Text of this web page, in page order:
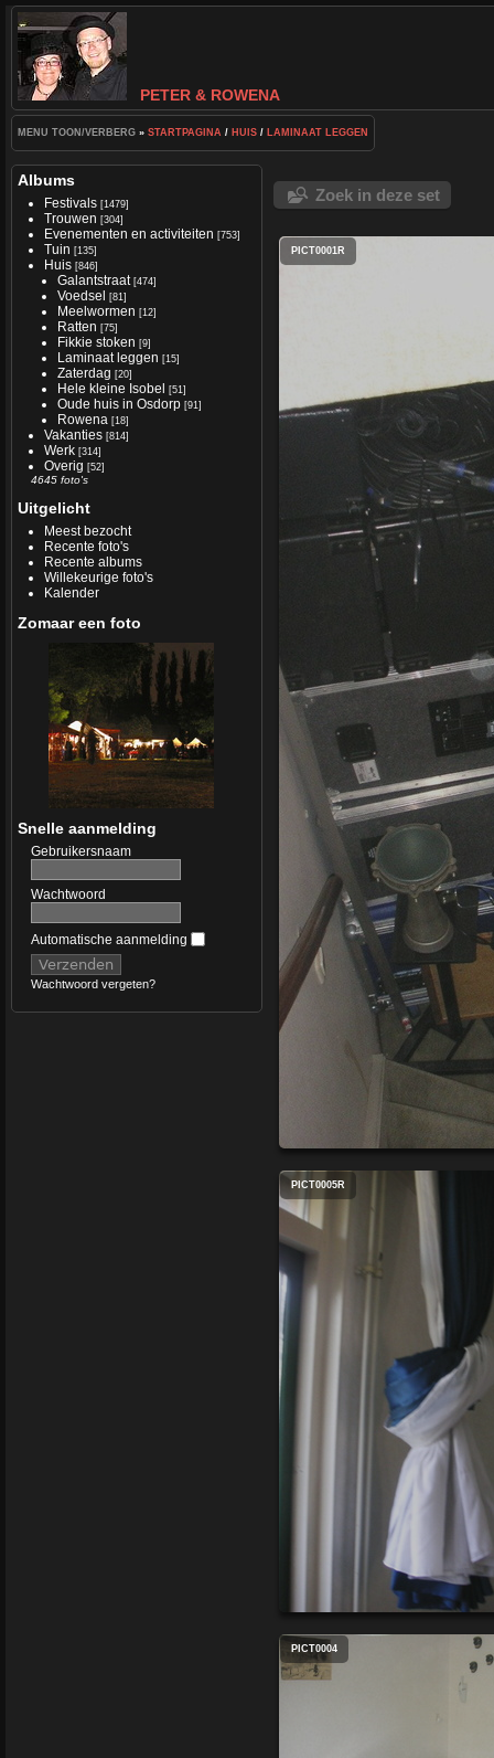
PETER & ROWENA
MENU TOON/VERBERG » STARTPAGINA / HUIS/ LAMINAAT LEGGEN
Albums
Festivals [1479]
Trouwen [304]
Evenementen en activiteiten [753]
Tuin [135]
Huis [846]
Galantstraat [474]
Voedsel [81]
Meelwormen [12]
Ratten [75]
Fikkie stoken [9]
Laminaat leggen [15]
Zaterdag [20]
Hele kleine Isobel [51]
Oude huis in Osdorp [91]
Rowena [18]
Vakanties [814]
Werk [314]
Overig [52]
4645 foto's
Uitgelicht
Meest bezocht
Recente foto's
Recente albums
Willekeurige foto's
Kalender
Zomaar een foto
Snelle aanmelding
Gebruikersnaam
Wachtwoord
Automatische aanmelding
Wachtwoord vergeten?
Zoek in deze set
PICT0001R
PICT0005R
PICT0004